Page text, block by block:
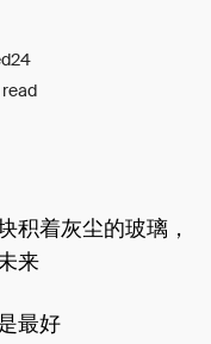
积着灰尘的玻璃，
来
最好